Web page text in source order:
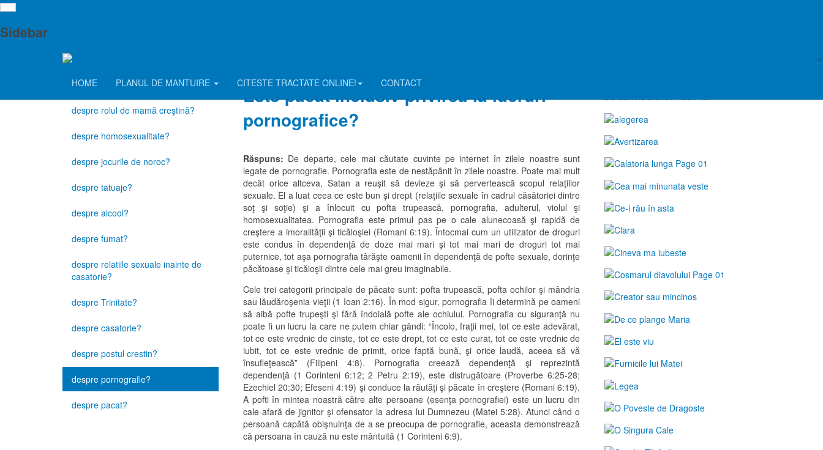
Sidebar
×
HOME
PLANUL DE MANTUIRE CITESTE TRACTATE ONLINE! CONTACT
Este pacat inclusiv privirea la lucruri
pornografice?
Răspuns: De departe, cele mai căutate cuvinte pe internet în zilele noastre sunt
legate de pornografie. Pornografia este de nestăpânit în zilele noastre. Poate mai mult
decât orice altceva, Satan a reuşit să devieze şi să pervertească scopul relaţiilor
sexuale. El a luat ceea ce este bun şi drept (relaţiile sexuale în cadrul căsătoriei dintre
soţ şi soţie) şi a înlocuit cu pofta trupească, pornografia, adulterul, violul şi
homosexualitatea. Pornografia este primul pas pe o cale alunecoasă şi rapidă de
creştere a imoralităţii şi ticăloşiei (Romani 6:19). Întocmai cum un utilizator de droguri
este condus în dependenţă de doze mai mari şi tot mai mari de droguri tot mai
puternice, tot aşa pornografia târăşte oamenii în dependenţă de pofte sexuale, dorinţe
păcătoase şi ticăloşii dintre cele mai greu imaginabile.
Cele trei categorii principale de păcate sunt: pofta trupească, pofta ochilor şi mândria
sau lăudăroşenia vieţii (1 Ioan 2:16). În mod sigur, pornografia îi determină pe oameni
să aibă pofte trupeşti şi fără îndoială pofte ale ochiului. Pornografia cu siguranţă nu
poate fi un lucru la care ne putem chiar gândi: “Încolo, fraţii mei, tot ce este adevărat,
tot ce este vrednic de cinste, tot ce este drept, tot ce este curat, tot ce este vrednic de
iubit, tot ce este vrednic de primit, orice faptă bună, şi orice laudă, aceea să vă
însufleţească” (Filipeni 4:8). Pornografia creează dependenţă şi reprezintă
dependenţă (1 Corinteni 6:12; 2 Petru 2:19), este distrugătoare (Proverbe 6:25-28;
Ezechiel 20:30; Efeseni 4:19) şi conduce la răutăţi şi păcate în creştere (Romani 6:19).
A pofti în mintea noastră către alte persoane (esenţa pornografiei) este un lucru din
cale-afară de jignitor şi ofensator la adresa lui Dumnezeu (Matei 5:28). Atunci când o
persoană capătă obişnuinţa de a se preocupa de pornografie, aceasta demonstrează
că persoana în cauză nu este mântuită (1 Corinteni 6:9).
contracepţie?
despre rolul de mamă creştină?
despre homosexualitate?
despre jocurile de noroc?
despre tatuaje?
despre alcool?
despre fumat?
despre relatiile sexuale inainte de
casatorie?
despre Trinitate?
despre casatorie?
despre postul crestin?
despre pornografie?
despre pacat?